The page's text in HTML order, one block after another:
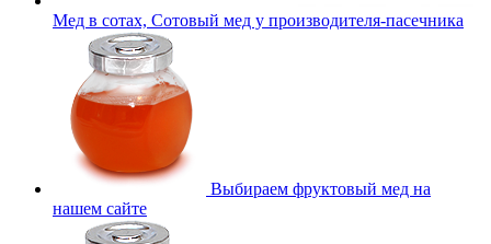
Мед в сотах, Сотовый мед у производителя-пасечника
Выбираем фруктовый мед на
нашем сайте